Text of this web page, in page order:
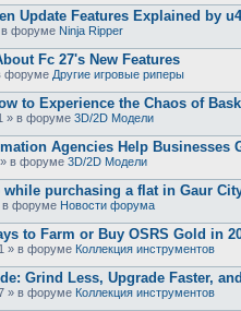
Update Features Explained by
в форуме Ninja Ripper
Fc 27's New Features
форуме Другие игровые риперы
to Experience the Chaos of
» в форуме 3D/2D Модели
Agencies Help Businesses
» в форуме 3D/2D Модели
purchasing a flat in Gaur
в форуме Новости форума
to Farm or Buy OSRS Gold in
» в форуме Коллекция инструментов
Grind Less, Upgrade Faster,
» в форуме Коллекция инструментов